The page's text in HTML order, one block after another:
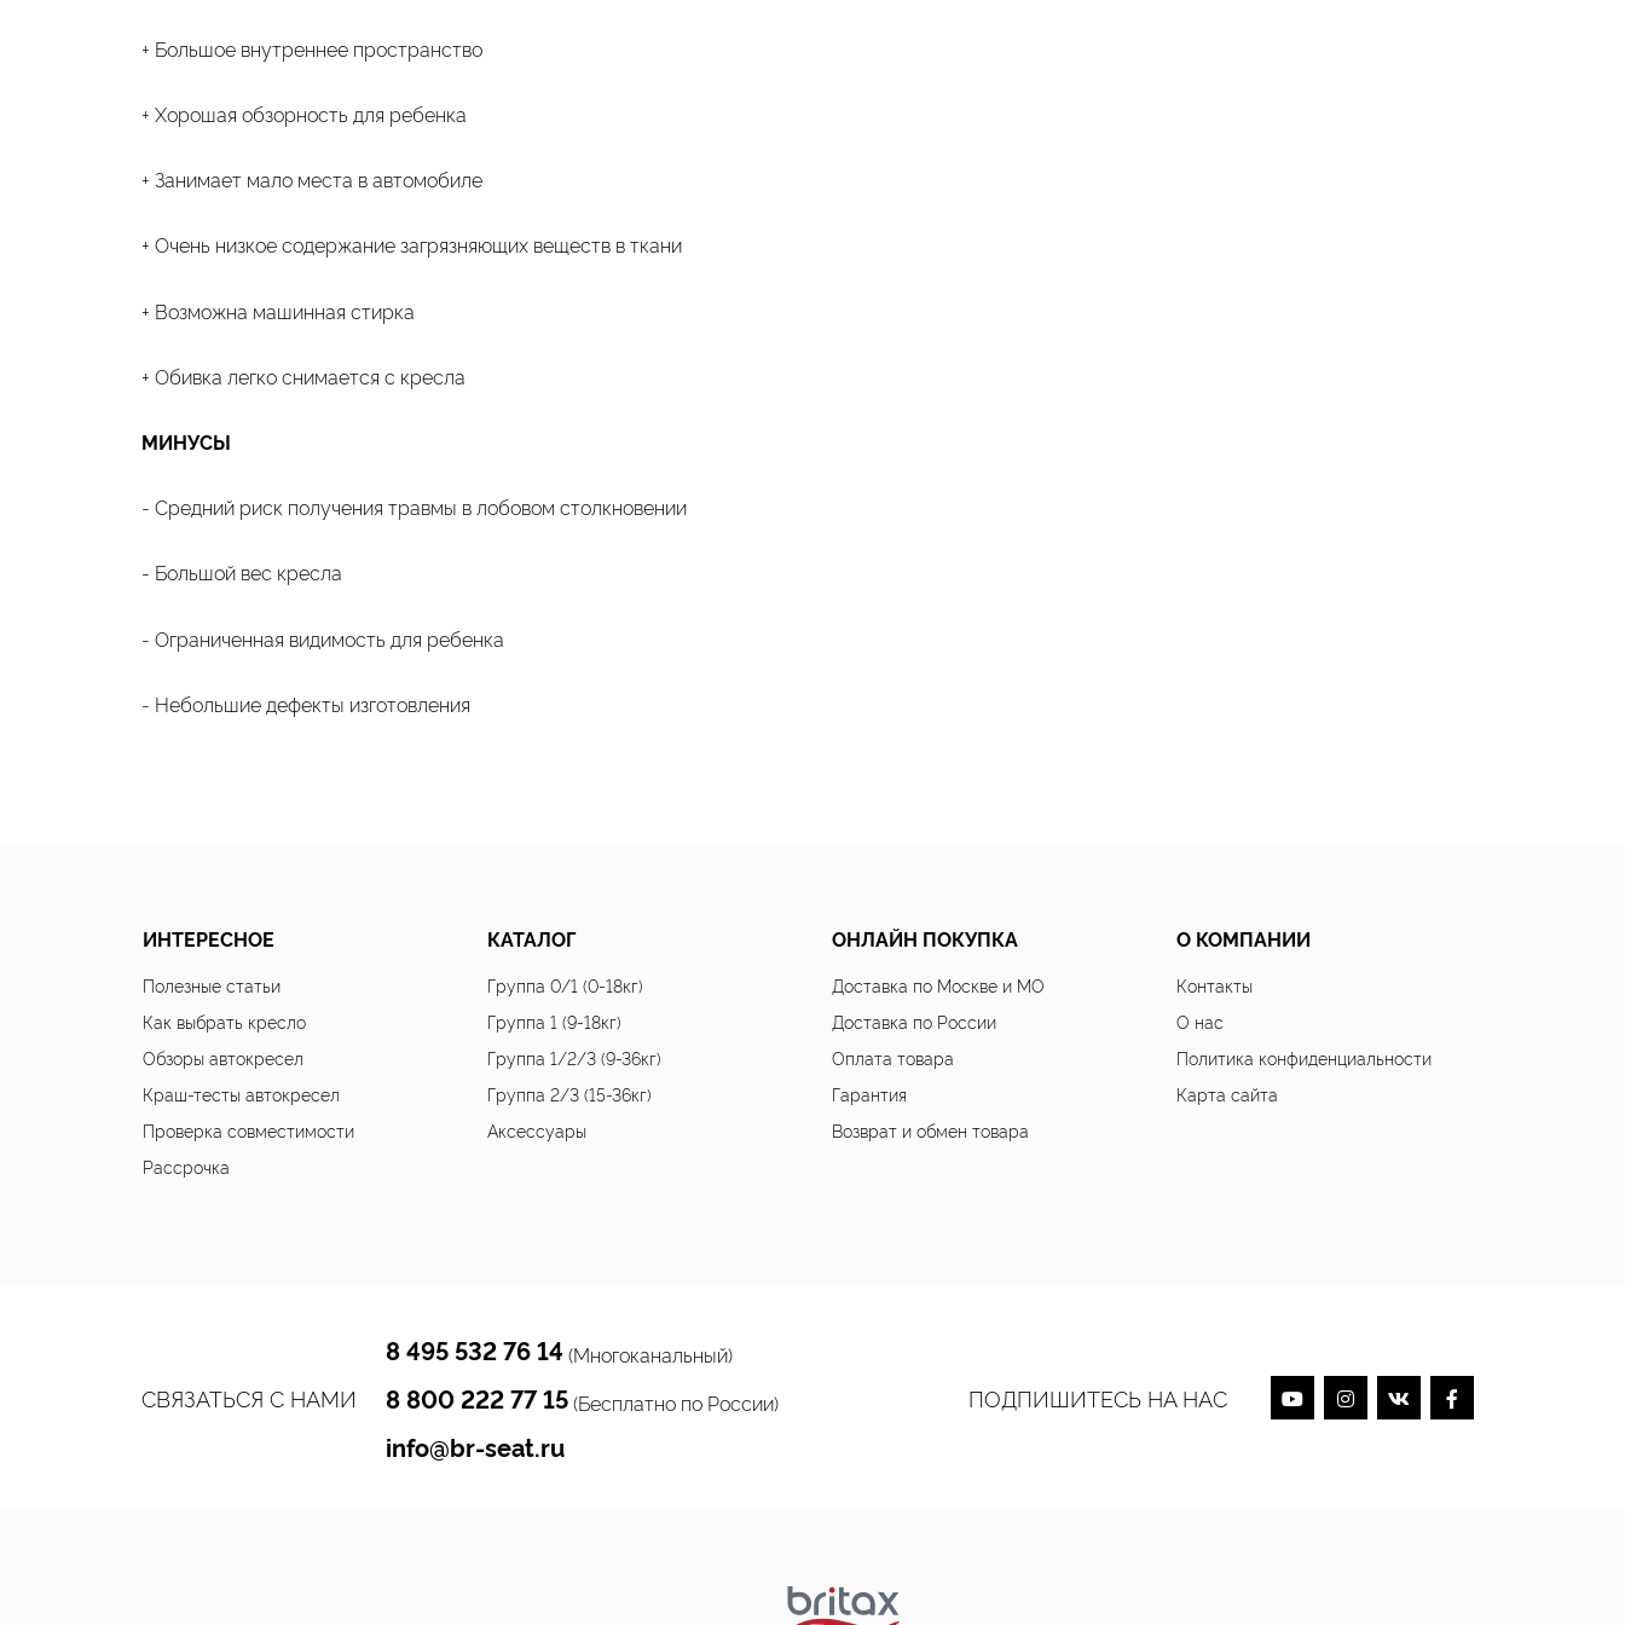
+ Большое внутреннее пространство
+ Хорошая обзорность для ребенка
+ Занимает мало места в автомобиле
+ Очень низкое содержание загрязняющих веществ в ткани
+ Возможна машинная стирка
+ Обивка легко снимается с кресла
МИНУСЫ
- Средний риск получения травмы в лобовом столкновении
- Большой вес кресла
- Ограниченная видимость для ребенка
- Небольшие дефекты изготовления
ИНТЕРЕСНОЕ
Полезные статьи
Как выбрать кресло
Обзоры автокресел
Краш-тесты автокресел
Проверка совместимости
Рассрочка
КАТАЛОГ
Группа 0/1 (0-18кг)
Группа 1 (9-18кг)
Группа 1/2/3 (9-36кг)
Группа 2/3 (15-36кг)
Аксессуары
ОНЛАЙН ПОКУПКА
Доставка по Москве и МО
Доставка по России
Оплата товара
Гарантия
Возврат и обмен товара
О КОМПАНИИ
Контакты
О нас
Политика конфиденциальности
Карта сайта
СВЯЗАТЬСЯ С НАМИ
8 495 532 76 14 (Многоканальный)
8 800 222 77 15(Бесплатно по России)
info@br-seat.ru
ПОДПИШИТЕСЬ НА НАС